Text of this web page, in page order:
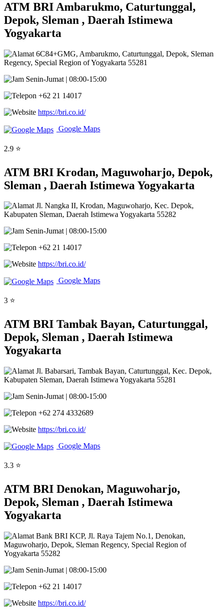
ATM BRI Ambarukmo, Caturtunggal,
Depok, Sleman , Daerah Istimewa
Yogyakarta
6C84+GMG, Ambarukmo, Caturtunggal, Depok, Sleman
Regency, Special Region of Yogyakarta 55281
Senin-Jumat | 08:00-15:00
+62 21 14017
https://bri.co.id/
Google Maps
2.9 ⭐
ATM BRI Krodan, Maguwoharjo, Depok,
Sleman , Daerah Istimewa Yogyakarta
Jl. Nangka II, Krodan, Maguwoharjo, Kec. Depok,
Kabupaten Sleman, Daerah Istimewa Yogyakarta 55282
Senin-Jumat | 08:00-15:00
+62 21 14017
https://bri.co.id/
Google Maps
3 ⭐
ATM BRI Tambak Bayan, Caturtunggal,
Depok, Sleman , Daerah Istimewa
Yogyakarta
Jl. Babarsari, Tambak Bayan, Caturtunggal, Kec. Depok,
Kabupaten Sleman, Daerah Istimewa Yogyakarta 55281
Senin-Jumat | 08:00-15:00
+62 274 4332689
https://bri.co.id/
Google Maps
3.3 ⭐
ATM BRI Denokan, Maguwoharjo,
Depok, Sleman , Daerah Istimewa
Yogyakarta
Bank BRI KCP, Jl. Raya Tajem No.1, Denokan,
Maguwoharjo, Depok, Sleman Regency, Special Region of
Yogyakarta 55282
Senin-Jumat | 08:00-15:00
+62 21 14017
https://bri.co.id/